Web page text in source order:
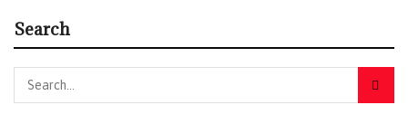
Search